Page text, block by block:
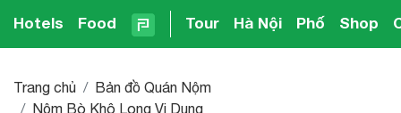
Hotels Food Tour Hà Nội Phố Shop
Trang chủ
Bản đồ Quán Nộm
Nộm Bò Khô Long Vi Dung